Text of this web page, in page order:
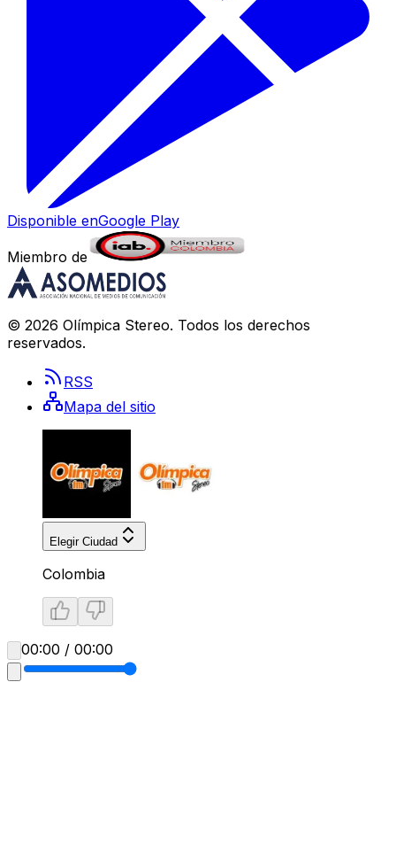
Disponible enGoogle Play
Miembro de
© 2026 Olímpica Stereo. Todos los derechos
reservados.
RSS
Mapa del sitio
Elegir Ciudad
Colombia
00:00 / 00:00